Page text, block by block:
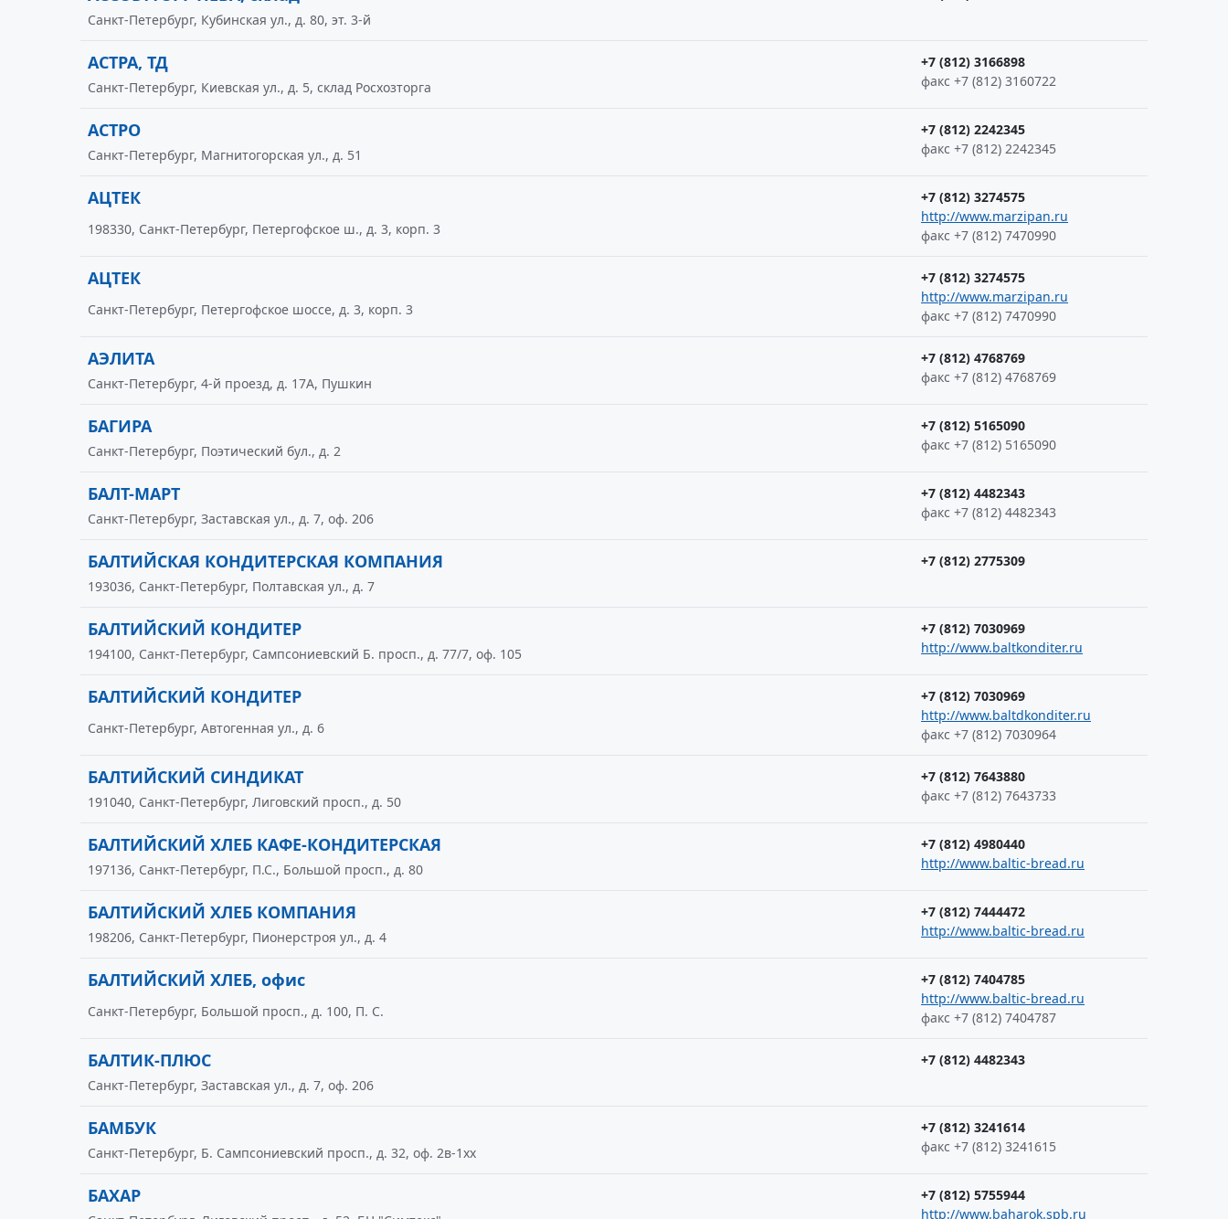
Санкт-Петербург, Кубинская ул., д. 80, эт. 3-й
АСТРА, ТД
+7 (812) 3166898
факс +7 (812) 3160722
Санкт-Петербург, Киевская ул., д. 5, склад Росхозторга
АСТРО
+7 (812) 2242345
факс +7 (812) 2242345
Санкт-Петербург, Магнитогорская ул., д. 51
АЦТЕК
+7 (812) 3274575
http://www.marzipan.ru
факс +7 (812) 7470990
198330, Санкт-Петербург, Петергофское ш., д. 3, корп. 3
АЦТЕК
+7 (812) 3274575
http://www.marzipan.ru
факс +7 (812) 7470990
Санкт-Петербург, Петергофское шоссе, д. 3, корп. 3
АЭЛИТА
+7 (812) 4768769
факс +7 (812) 4768769
Санкт-Петербург, 4-й проезд, д. 17А, Пушкин
БАГИРА
+7 (812) 5165090
факс +7 (812) 5165090
Санкт-Петербург, Поэтический бул., д. 2
БАЛТ-МАРТ
+7 (812) 4482343
факс +7 (812) 4482343
Санкт-Петербург, Заставская ул., д. 7, оф. 206
БАЛТИЙСКАЯ КОНДИТЕРСКАЯ КОМПАНИЯ
+7 (812) 2775309
193036, Санкт-Петербург, Полтавская ул., д. 7
БАЛТИЙСКИЙ КОНДИТЕР
+7 (812) 7030969
http://www.baltkonditer.ru
194100, Санкт-Петербург, Сампсониевский Б. просп., д. 77/7, оф. 105
БАЛТИЙСКИЙ КОНДИТЕР
+7 (812) 7030969
http://www.baltdkonditer.ru
факс +7 (812) 7030964
Санкт-Петербург, Автогенная ул., д. 6
БАЛТИЙСКИЙ СИНДИКАТ
+7 (812) 7643880
факс +7 (812) 7643733
191040, Санкт-Петербург, Лиговский просп., д. 50
БАЛТИЙСКИЙ ХЛЕБ КАФЕ-КОНДИТЕРСКАЯ
+7 (812) 4980440
http://www.baltic-bread.ru
197136, Санкт-Петербург, П.С., Большой просп., д. 80
БАЛТИЙСКИЙ ХЛЕБ КОМПАНИЯ
+7 (812) 7444472
http://www.baltic-bread.ru
198206, Санкт-Петербург, Пионерстроя ул., д. 4
БАЛТИЙСКИЙ ХЛЕБ, офис
+7 (812) 7404785
http://www.baltic-bread.ru
факс +7 (812) 7404787
Санкт-Петербург, Большой просп., д. 100, П. С.
БАЛТИК-ПЛЮС
+7 (812) 4482343
Санкт-Петербург, Заставская ул., д. 7, оф. 206
БАМБУК
+7 (812) 3241614
факс +7 (812) 3241615
Санкт-Петербург, Б. Сампсониевский просп., д. 32, оф. 2в-1хх
БАХАР
+7 (812) 5755944
http://www.baharok.spb.ru